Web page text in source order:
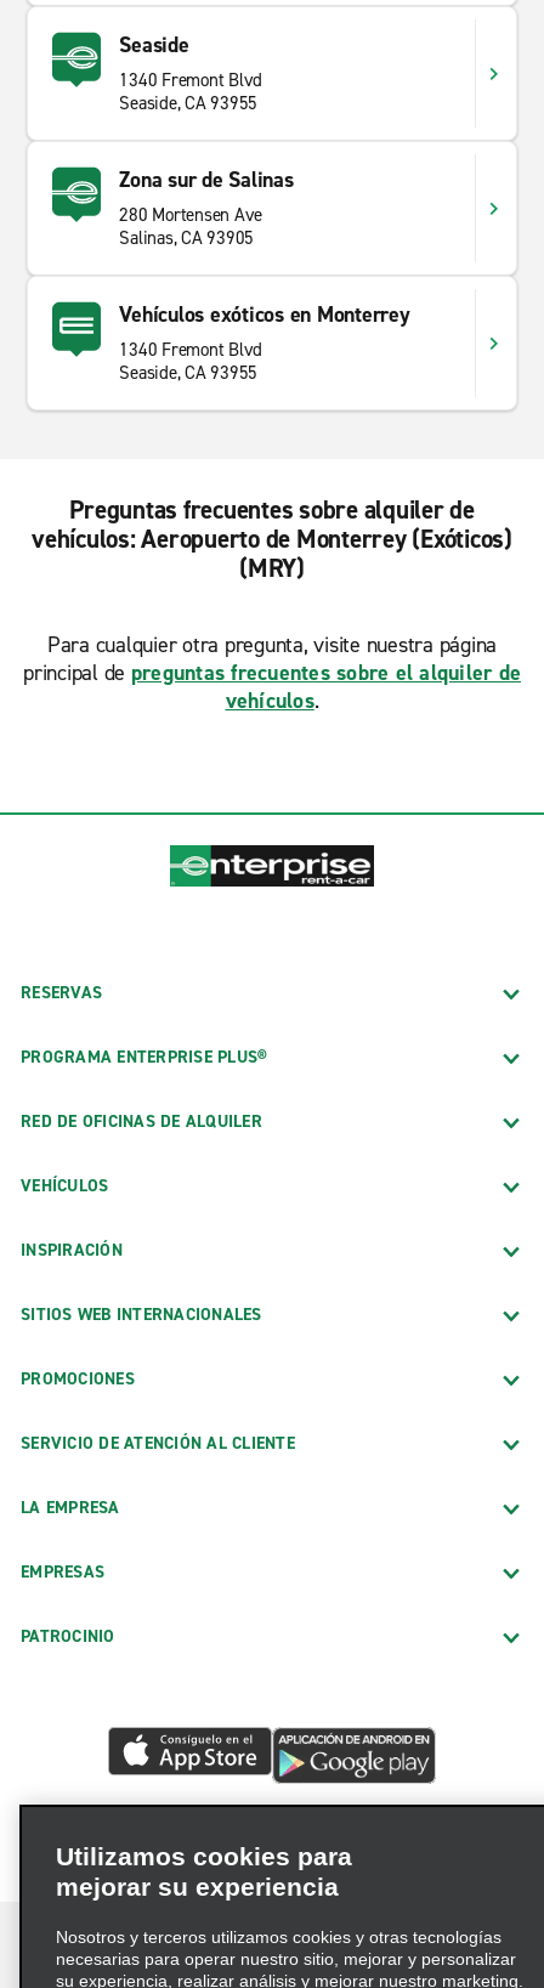
Seaside
1340 Fremont Blvd
Seaside, CA 93955
Zona sur de Salinas
280 Mortensen Ave
Salinas, CA 93905
Vehículos exóticos en Monterrey
1340 Fremont Blvd
Seaside, CA 93955
Preguntas frecuentes sobre alquiler de
vehículos: Aeropuerto de Monterrey (Exóticos)
(MRY)
Para cualquier otra pregunta, visite nuestra página
principal de preguntas frecuentes sobre el alquiler de
vehículos.
RESERVAS
PROGRAMA ENTERPRISE PLUS®
RED DE OFICINAS DE ALQUILER
VEHÍCULOS
INSPIRACIÓN
SITIOS WEB INTERNACIONALES
PROMOCIONES
SERVICIO DE ATENCIÓN AL CLIENTE
LA EMPRESA
EMPRESAS
PATROCINIO
Utilizamos cookies para
mejorar su experiencia
Nosotros y terceros utilizamos cookies y otras tecnologías
necesarias para operar nuestro sitio, mejorar y personalizar
su experiencia, realizar análisis y mejorar nuestro marketing.